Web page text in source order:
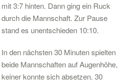
mit 3:7 hinten. Dann ging ein Ruck
durch die Mannschaft. Zur Pause
stand es unentschieden 10:10.
In den nächsten 30 Minuten spielten
beide Mannschaften auf Augenhöhe,
keiner konnte sich absetzen. 30